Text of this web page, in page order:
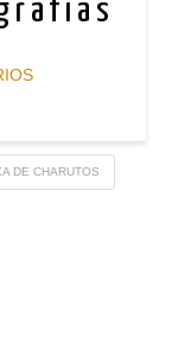
DE CHARUTOS